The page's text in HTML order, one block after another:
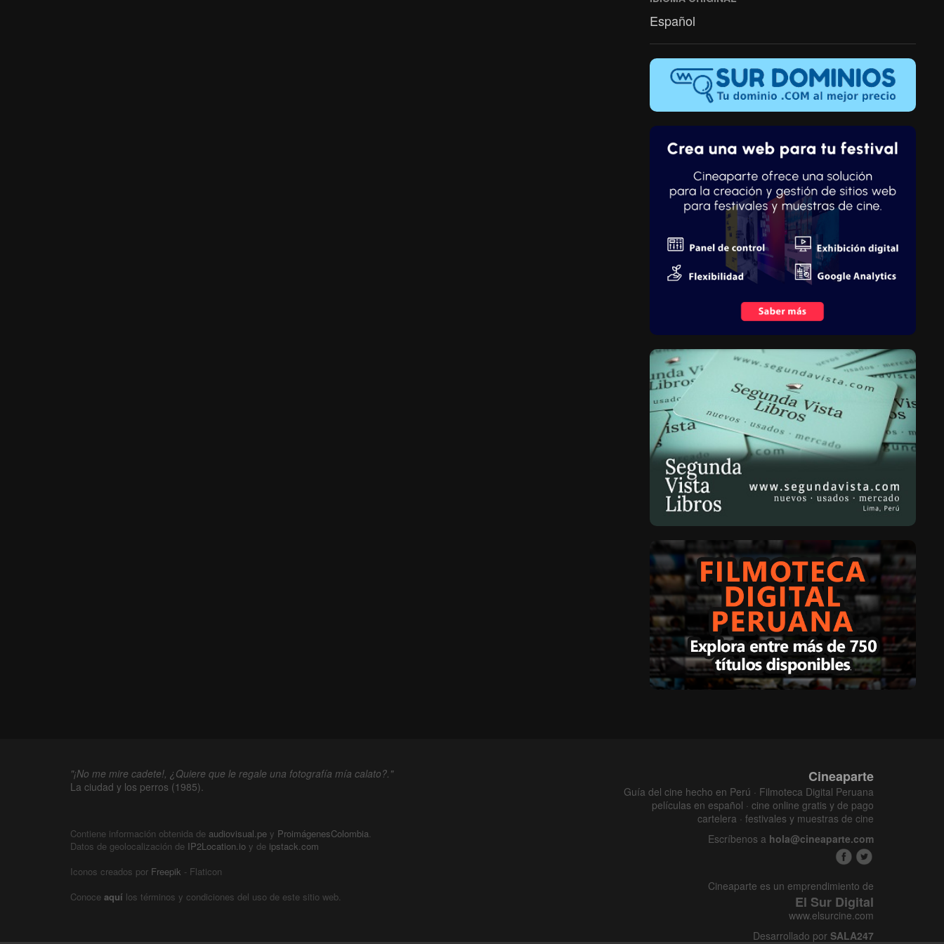
Español
"¡No me mire cadete!, ¿Quiere que le regale una fotografía mía calato?."
La ciudad y los perros (1985).
Contiene información obtenida de audiovisual.pe y ProimágenesColombia.
Datos de geolocalización de IP2Location.io y de ipstack.com
Iconos creados por Freepik - Flaticon
Conoce aquí los términos y condiciones del uso de este sitio web.
Cineaparte
Guía del cine hecho en Perú · Filmoteca Digital Peruana
películas en español · cine online gratis y de pago
cartelera · festivales y muestras de cine
Escríbenos a hola@cineaparte.com
Cineaparte es un emprendimiento de
El Sur Digital
www.elsurcine.com
Desarrollado por SALA247